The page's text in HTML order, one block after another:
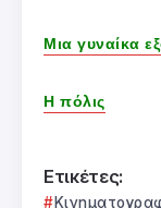
Μια γυναίκα
Η πόλις
Ετικέτες: